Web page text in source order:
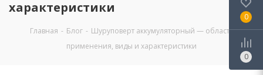
характеристики
Главная - Блог - Шуруповерт аккумуляторный — область
применения, виды и характеристики
0
0